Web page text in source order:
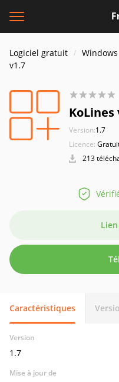
Logiciel gratuit Windows
v1.7
KoLines
Version:1.7
Licence:
213
Caractéristiques
Version
1.7
Mise à jour de